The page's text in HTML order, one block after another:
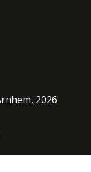
, 2026